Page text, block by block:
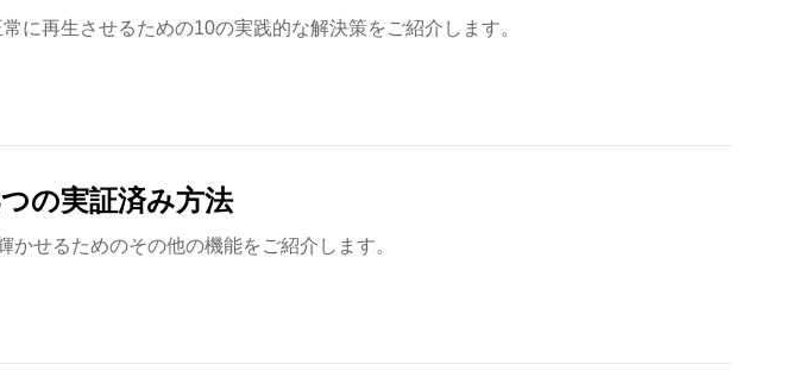
に再生させるための10の実践的な解決策をご紹介します。
の実証済み方法
せるためのその他の機能をご紹介します。